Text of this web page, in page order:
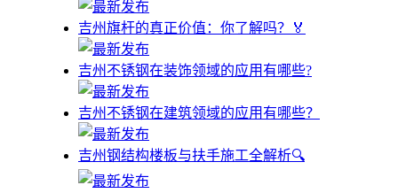
吉州旗杆的真正价值：你了解吗？🏅
吉州不锈钢在装饰领域的应用有哪些?
吉州不锈钢在建筑领域的应用有哪些？
吉州钢结构楼板与扶手施工全解析🔍